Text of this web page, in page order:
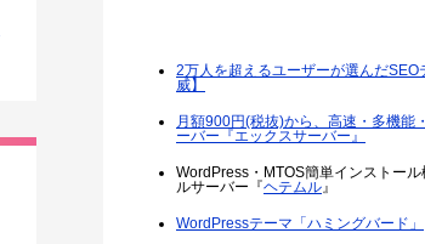
2万人を超えるユーザーが選んだSEO
威】
月額900円(税抜)から、高速・多機能
ーバー『エックスサーバー』
WordPress・MTOS簡単インストール
ルサーバー『ヘテムル』
WordPressテーマ「ハミングバード」